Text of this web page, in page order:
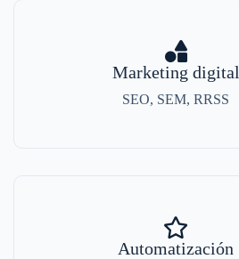
Marketing digital
SEO, SEM, RRSS
Automatización